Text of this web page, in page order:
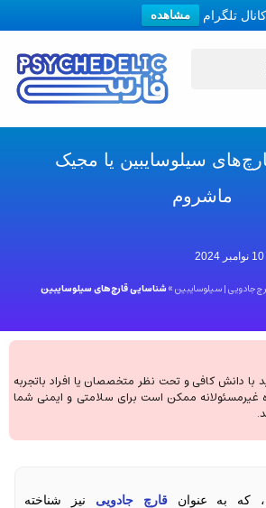
کانال تلگرام مشاهده
سیلوسایبین یا مجیک
ماشروم
10 نوامبر 2024
جادویی | سیلوسایبین»شناسایی قارچ‌های سیلوسایبین
با دانش کافی و تحت نظر متخصصان یا افراد باتجربه
غیرمسئولانه ممکن است برای سلامتی و ایمنی شما
که به عنوانقارچ‌ جادویی نیز شناخته